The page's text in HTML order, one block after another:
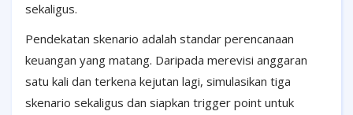
sekaligus.
Pendekatan skenario adalah standar perencanaan
keuangan yang matang. Daripada merevisi anggaran
satu kali dan terkena kejutan lagi, simulasikan tiga
skenario sekaligus dan siapkan trigger point untuk